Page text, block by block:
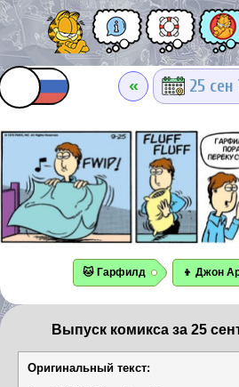
« 25 сен
🐱 Гарфилд 👦 Джон
Выпуск комикса за 25
Оригинальный текст: